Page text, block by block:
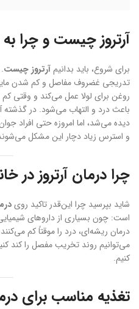
آرتروز چیست و چرا
برای شروع، باید بدانیمآرتروز چیست
تدریجی غضروف مفاصل و کم شدن
روغن برای لولا عمل می‌کند و وقتی
دیده می‌شد، اما امروزه حتی افراد
و استرس زیاد دچار این مشکل
چرا درمان آرتروز در
شاید بپرسید چرا این‌قدر تاکید روی
است: چون بسیاری از داروهای
درمان ریشه‌ای، درد را موقتاً کم
می‌توانیم روند تخریب مفصل را کند
کنیم.
تغذیه مناسب برای